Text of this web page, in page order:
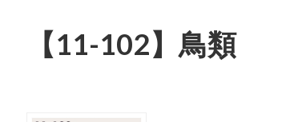
【11-102】鳥類